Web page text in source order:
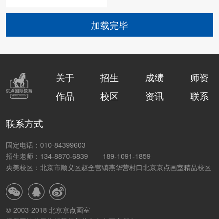
加载完毕
关于 招生 成绩
师资
作品
校区 资讯 联系
联系方式
固定电话：010-84399603
招生老师：134-8870-6839
189-1091-1859
央美校区：北京市顺义区赵全营镇燕华营村口北京京点画室精品校区
© 2003-2018 北京京点画室